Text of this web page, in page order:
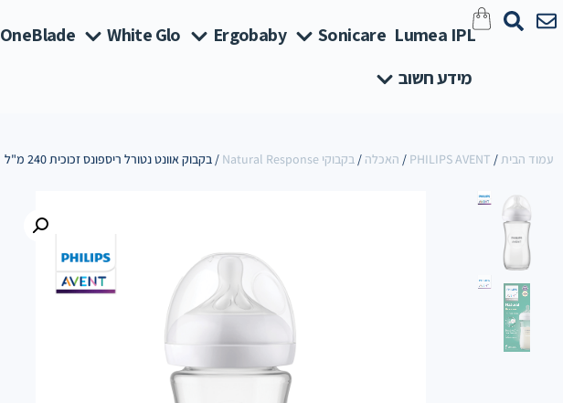
Lumea IPL
Sonicare
Ergobaby
White Glo
OneBlade
מידע חשוב
עמוד הבית/
PHILIPS AVENT
/ האכלה / בקבוקי Natural Response / בקבוק אוונט נטורל ריספונס זכוכית 240 מ"ל